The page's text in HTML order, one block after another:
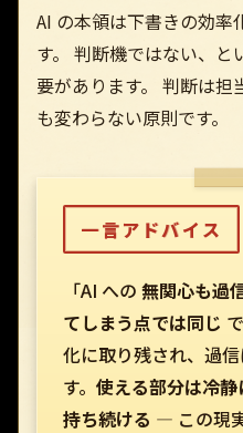
AI の本領は下書きの効率
す。 判断機ではない、
要があります。 判断は担
も変わらない原則です。
一言アドバイス
「AI への 無関心も過
てしまう点では同じ
化に取り残され、過
す。 使える部分は冷
持ち続ける — この現